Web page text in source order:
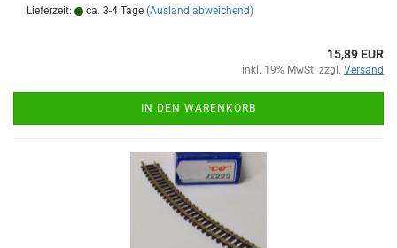
Lieferzeit: ca. 3-4 Tage (Ausland abweichend)
15,89 EUR
inkl. 19% MwSt. zzgl. Versand
IN DEN WARENKORB